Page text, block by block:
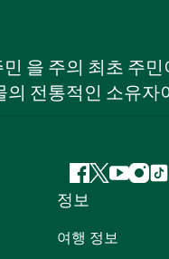
을 주의 최초 주
의 전통적인 소유자
페
이
북
지
다
유 인 틱
정보
여행 정보